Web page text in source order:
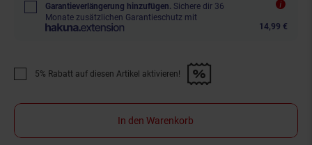
Garantieverlängerung hinzufügen. Sichere dir 36
Monate zusätzlichen Garantieschutz mit
14,99 €
Promotion "5% Rabatt auf diesen Artikel aktivieren!" anwenden
5% Rabatt auf diesen Artikel aktivieren!
In den Warenkorb